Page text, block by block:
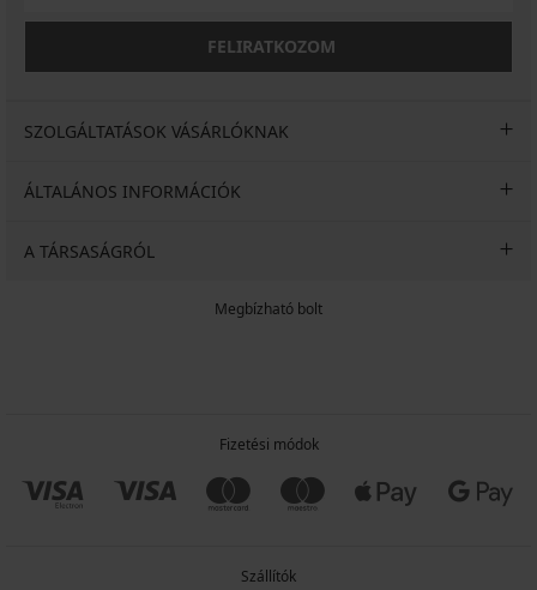
FELIRATKOZOM
SZOLGÁLTATÁSOK VÁSÁRLÓKNAK
ÁLTALÁNOS INFORMÁCIÓK
A TÁRSASÁGRÓL
Megbízható bolt
Fizetési módok
Szállítók